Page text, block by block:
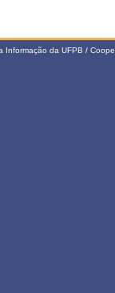
Informação da UFPB /